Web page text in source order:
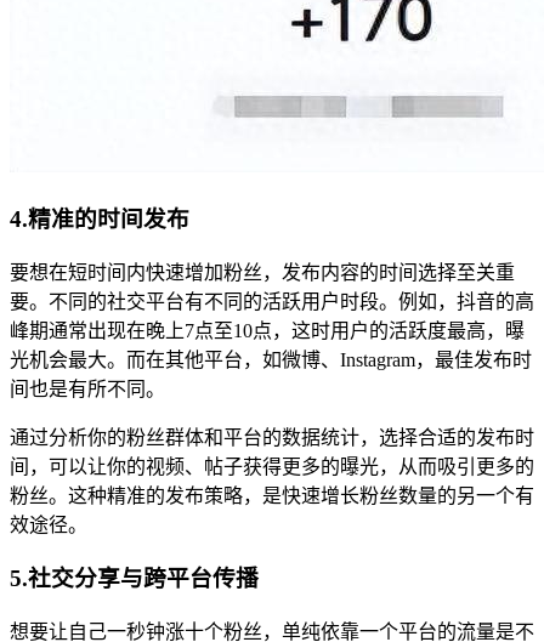
4.精准的时间发布
要想在短时间内快速增加粉丝，发布内容的时间选择至关重
要。不同的社交平台有不同的活跃用户时段。例如，抖音的高
峰期通常出现在晚上7点至10点，这时用户的活跃度最高，曝
光机会最大。而在其他平台，如微博、Instagram，最佳发布时
间也是有所不同。
通过分析你的粉丝群体和平台的数据统计，选择合适的发布时
间，可以让你的视频、帖子获得更多的曝光，从而吸引更多的
粉丝。这种精准的发布策略，是快速增长粉丝数量的另一个有
效途径。
5.社交分享与跨平台传播
想要让自己一秒钟涨十个粉丝，单纯依靠一个平台的流量是不